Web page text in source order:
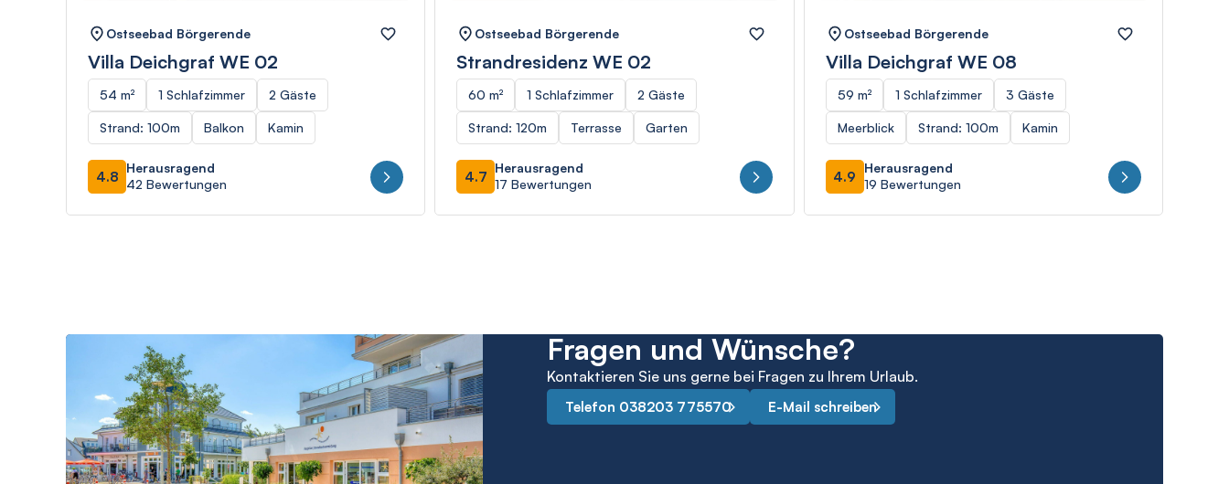
Ostseebad Börgerende
Villa Deichgraf WE 02
54 m² 1 Schlafzimmer 2 Gäste
Strand: 100m Balkon Kamin
4.8
Herausragend
42 Bewertungen
Ostseebad Börgerende
Strandresidenz WE 02
60 m² 1 Schlafzimmer 2 Gäste
Strand: 120m Terrasse Garten
4.7
Herausragend
17 Bewertungen
Ostseebad Börgerende
Villa Deichgraf WE 08
59 m² 1 Schlafzimmer 3 Gäste
Meerblick Strand: 100m Kamin
4.9
Herausragend
19 Bewertungen
Fragen und Wünsche?
Kontaktieren Sie uns gerne bei Fragen zu Ihrem Urlaub.
Telefon 038203 775570 E-Mail schreiben